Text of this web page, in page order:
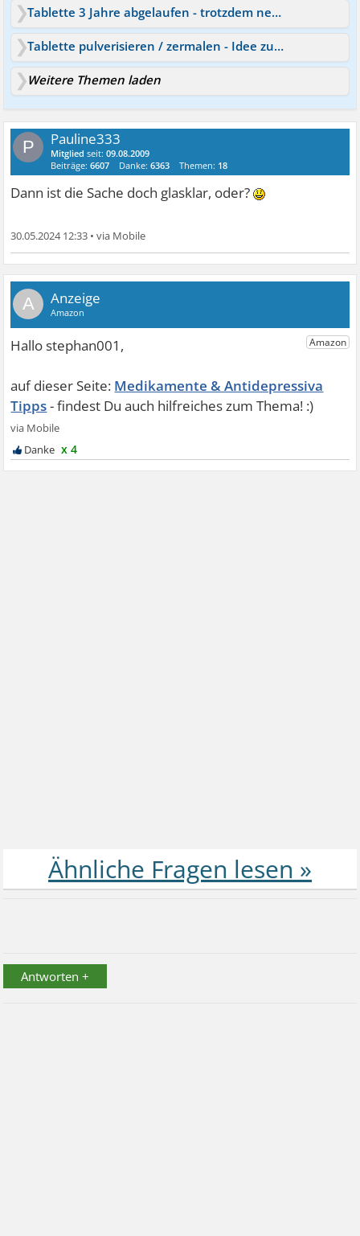
Tablette 3 Jahre abgelaufen - trotzdem nehmen?
Tablette pulverisieren / zermalen - Idee zu Tablettenteilung?
Weitere Themen laden
P Pauline333
Mitglied seit:09.08.2009
Beiträge:6607 Danke:6363 Themen: 18
Dann ist die Sache doch glasklar, oder?
30.05.2024 12:33 •
A
Medikamente & Antidepressiva
Tipps
x 4
Antworten +